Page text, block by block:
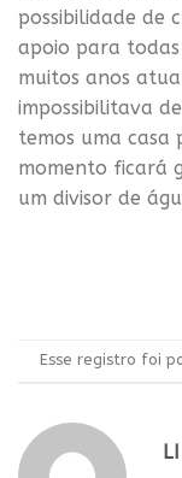
possibilidade de
apoio para
muitos anos
impossibilitava
temos uma casa
momento ficará
um divisor de
Esse registro foi